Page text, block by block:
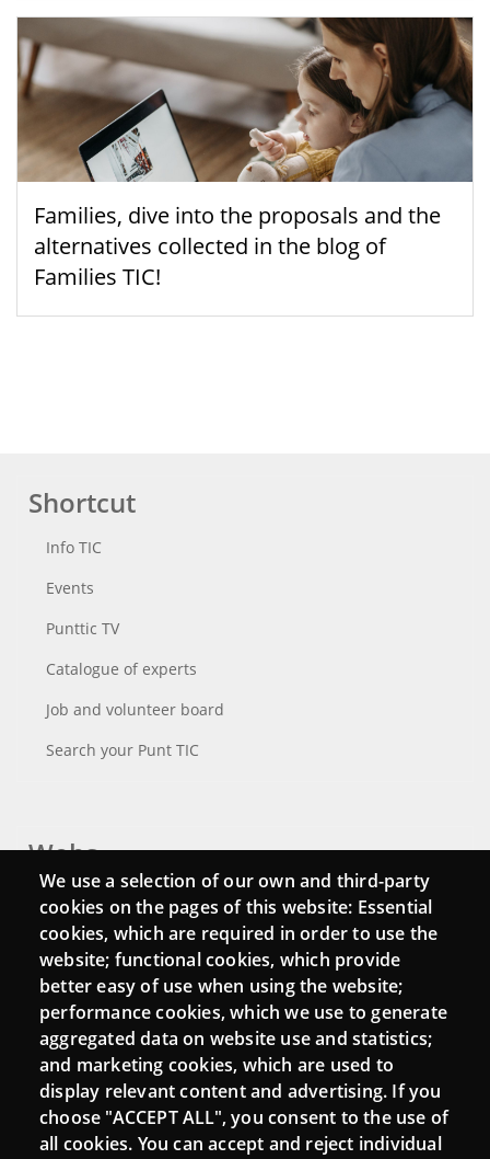
Families, dive into the proposals and the
alternatives collected in the blog of
Families TIC!
Shortcut
Info TIC
Events
Punttic TV
Catalogue of experts
Job and volunteer board
Search your Punt TIC
Webs
Login
Mattermost Punt TIC
Moodle CampusLab
Connect
Contact
We use a selection of our own and third-party
cookies on the pages of this website: Essential
cookies, which are required in order to use the
website; functional cookies, which provide
better easy of use when using the website;
performance cookies, which we use to generate
aggregated data on website use and statistics;
and marketing cookies, which are used to
display relevant content and advertising. If you
choose "ACCEPT ALL", you consent to the use of
all cookies. You can accept and reject individual